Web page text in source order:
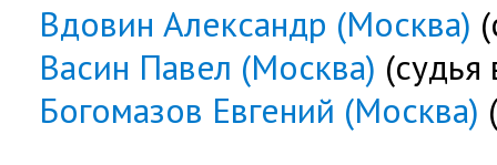
Вдовин Александр (Москва)
Васин Павел (Москва) (судья
Богомазов Евгений (Москва)